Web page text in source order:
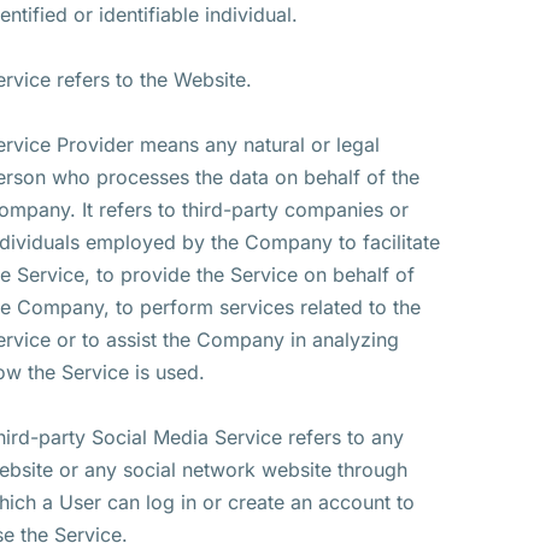
or identifiable individual.
refers to the Website.
Provider means any natural or legal
who processes the data on behalf of the
It refers to third-party companies or
employed by the Company to facilitate
Service, to provide the Service on behalf of
Company, to perform services related to the
or to assist the Company in analyzing
the Service is used.
party Social Media Service refers to any
or any social network website through
a User can log in or create an account to
the Service.